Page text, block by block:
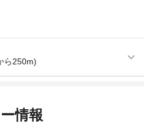
ら250m)
で約4分（送迎なし）
情報